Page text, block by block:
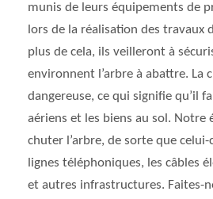
munis de leurs équipements de
lors de la réalisation des travaux
plus de cela, ils veilleront à
environnent l’arbre à abattre. La
dangereuse, ce qui signifie qu’il
aériens et les biens au sol. Notre
chuter l’arbre, de sorte que celui-
lignes téléphoniques, les câbles
et autres infrastructures. Faites-